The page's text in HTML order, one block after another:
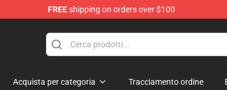
FREEshipping on orders over $100
Acquista per categoria Tracciamento ordine